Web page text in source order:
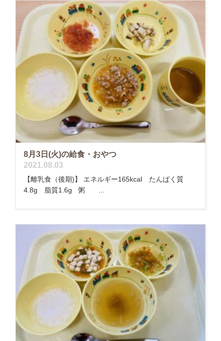
8月3日(火)の給食・おやつ
2021.08.03
【離乳食（後期)】 エネルギー165kcal たんぱく質
4.8g 脂質1.6g 粥 ...